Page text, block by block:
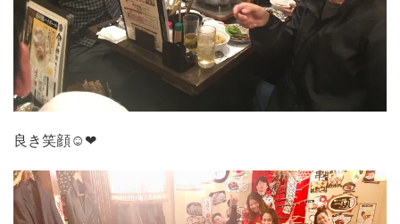
良き笑顔☺︎❤︎